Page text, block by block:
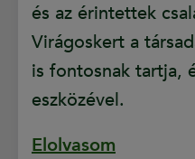
és az érintettek
Virágoskert a
is fontosnak tartja,
eszközével.
Elolvasom